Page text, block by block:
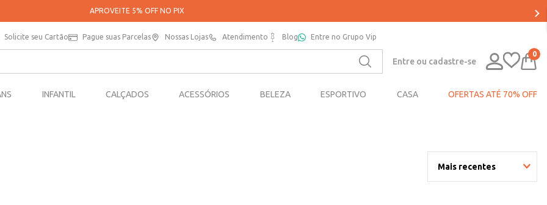
APROVEITE 5% OFF NO PIX
Solicite seu Cartão Pague suas Parcelas Nossas Lojas Atendimento Blog Entre no Grupo Vip
Entre ou cadastre-se
0
INFANTIL CALÇADOS ACESSÓRIOS BELEZA ESPORTIVO CASA OFERTAS ATÉ 70% OFF
Mais recentes